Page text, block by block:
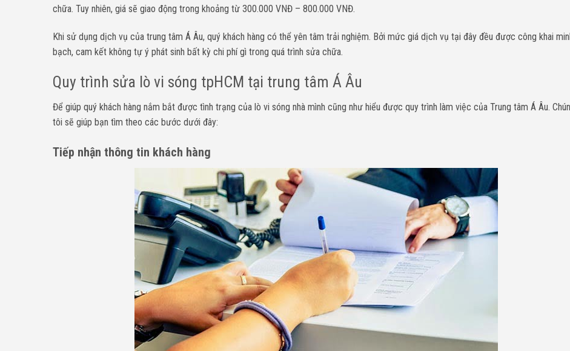
chữa. Tuy nhiên, giá sẽ giao động trong khoảng từ 300.000 VNĐ – 800.000 VNĐ.
Khi sử dụng dịch vụ của trung tâm Á Âu, quý khách hàng có thể yên tâm trải nghiệm. Bởi mức giá dịch vụ tại đây đều được công khai
bạch, cam kết không tự ý phát sinh bất kỳ chi phí gì trong quá trình sửa chữa.
Quy trình sửa lò vi sóng tpHCM tại trung tâm Á Âu
Để giúp quý khách hàng nắm bắt được tình trạng của lò vi sóng nhà mình cũng như hiểu được quy trình làm việc của Trung tâm Á Âu.
tôi sẽ giúp bạn tìm theo các bước dưới đây:
Tiếp nhận thông tin khách hàng